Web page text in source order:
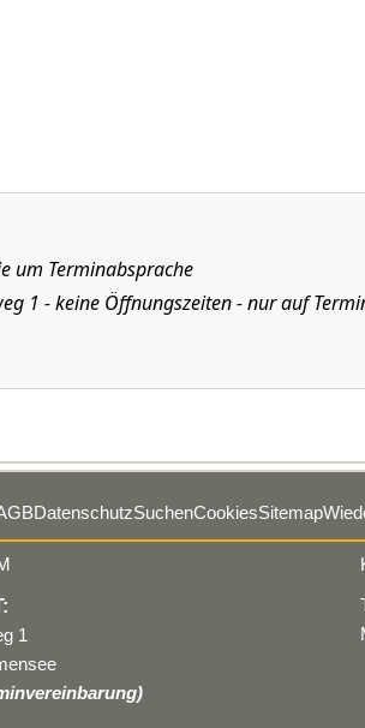
um Terminabsprache
1 - keine Öffnungszeiten - nur auf
DatenschutzSuchenCookiesSitemap
1